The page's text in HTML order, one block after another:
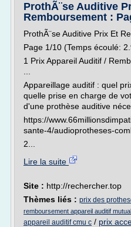
ProthÃ¨se Auditive
Remboursement :
ProthÃ¨se Auditive Prix Et
Page 1/10 (Temps écoulé:
1 Prix Appareil Auditif /
Appareillage auditif : quel
quelle prise en charge de
d'une prothèse auditive
https://
sante-4/audioprotheses-
2...
Lire la suite
Site : http://rechercher.top
Thèmes liés : prix des
remboursement appareil auditif
appareil auditif cmu c / prix